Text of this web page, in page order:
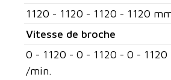
1120 - 1120 - 1120 - 1120
Vitesse de broche
0 - 1120 - 0 - 1120 - 0 - 1120
/min.